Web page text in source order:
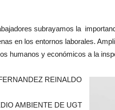
subrayamos la
en los entornos laborales.
humanos y económicos a la
REINALDO
AMBIENTE DE UGT